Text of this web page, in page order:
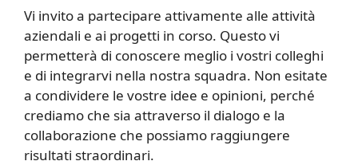
Vi invito a partecipare attivamente alle attività
aziendali e ai progetti in corso. Questo vi
permetterà di conoscere meglio i vostri colleghi
e di integrarvi nella nostra squadra. Non esitate
a condividere le vostre idee e opinioni, perché
crediamo che sia attraverso il dialogo e la
collaborazione che possiamo raggiungere
risultati straordinari.